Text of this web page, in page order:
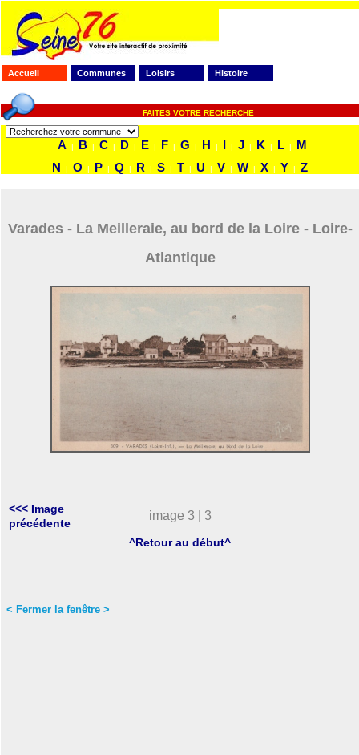
Accueil Communes Loisirs Histoire
FAITES VOTRE RECHERCHE
A | B | C | D | E | F | G | H | I | J | K | L |
M
N
| O | P | Q | R | S | T | U | V | W | X | Y | Z
Varades - La Meilleraie, au bord de la Loire - Loire-
Atlantique
<<< Image
précédente
image 3 | 3
^Retour au début^
< Fermer la fenêtre >